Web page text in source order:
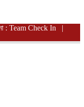
: Team Check In |